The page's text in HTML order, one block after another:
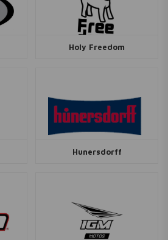
Holy Freedom
Hunersdorff